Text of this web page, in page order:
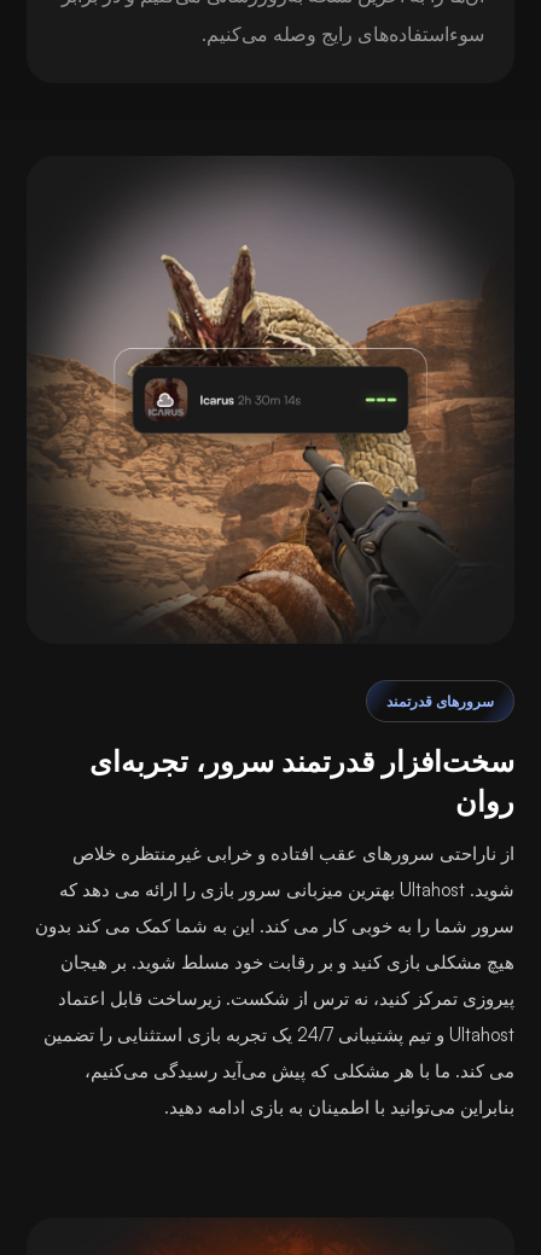
سوءاستفاده‌های رایج وصله می‌کنیم.
سرورهای قدرتمند
سخت‌افزار قدرتمند سرور، تجربه‌ای
روان
از ناراحتی سرورهای عقب افتاده و خرابی غیرمنتظره خلاص
شوید. Ultahost بهترین میزبانی سرور بازی را ارائه می دهد که
سرور شما را به خوبی کار می کند. این به شما کمک می کند بدون
هیچ مشکلی بازی کنید و بر رقابت خود مسلط شوید. بر هیجان
پیروزی تمرکز کنید، نه ترس از شکست. زیرساخت قابل اعتماد
Ultahost و تیم پشتیبانی 24/7 یک تجربه بازی استثنایی را تضمین
می کند. ما با هر مشکلی که پیش می‌آید رسیدگی می‌کنیم،
بنابراین می‌توانید با اطمینان به بازی ادامه دهید.